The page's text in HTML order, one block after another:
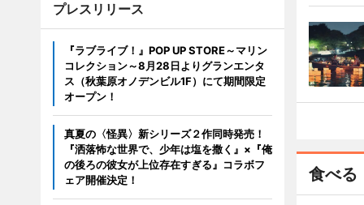
食べる
プレスリリース
『ラブライブ！』POP UP STORE～マリン
コレクション～8月28日よりグランエンタ
ス（秋葉原オノデンビル1F）にて期間限定
オープン！
真夏の〈怪異〉新シリーズ２作同時発売！
『洒落怖な世界で、少年は塩を撒く』×『俺
の後ろの彼女が上位存在すぎる』コラボフ
ェア開催決定！